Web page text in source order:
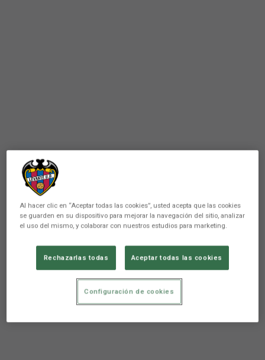
Al hacer clic en “Aceptar todas las cookies”, usted acepta que las cookies
se guarden en su dispositivo para mejorar la navegación del sitio, analizar
el uso del mismo, y colaborar con nuestros estudios para marketing.
Rechazarlas todas Aceptar todas las cookies
Configuración de cookies